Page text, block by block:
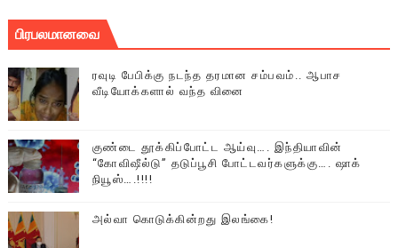
பிரபலமானவை
ரவுடி பேபிக்கு நடந்த தரமான சம்பவம்.. ஆபாச
வீடியோக்களால் வந்த வினை
குண்டை தூக்கிப்போட்ட ஆய்வு…. இந்தியாவின்
“கோவிஷீல்டு” தடுப்பூசி போட்டவர்களுக்கு…. ஷாக்
நியூஸ்….!!!!
அல்வா கொடுக்கின்றது இலங்கை!